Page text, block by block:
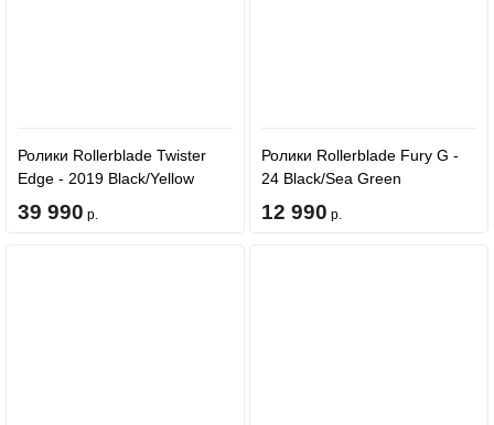
Ролики Rollerblade Twister
Edge - 2019 Black/Yellow
39 990 р.
Ролики Rollerblade Fury G -
24 Black/Sea Green
12 990 р.